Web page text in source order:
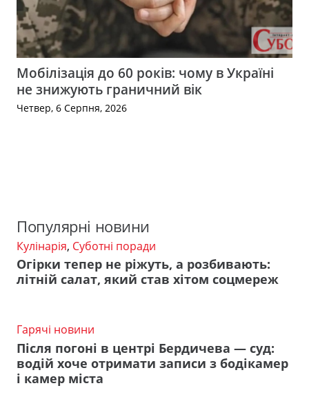
Мобілізація до 60 років: чому в Україні
не знижують граничний вік
Четвер, 6 Серпня, 2026
Популярні новини
Кулінарія, Суботні поради
Огірки тепер не ріжуть, а розбивають:
літній салат, який став хітом соцмереж
Гарячі новини
Після погоні в центрі Бердичева — суд:
водій хоче отримати записи з бодікамер
і камер міста